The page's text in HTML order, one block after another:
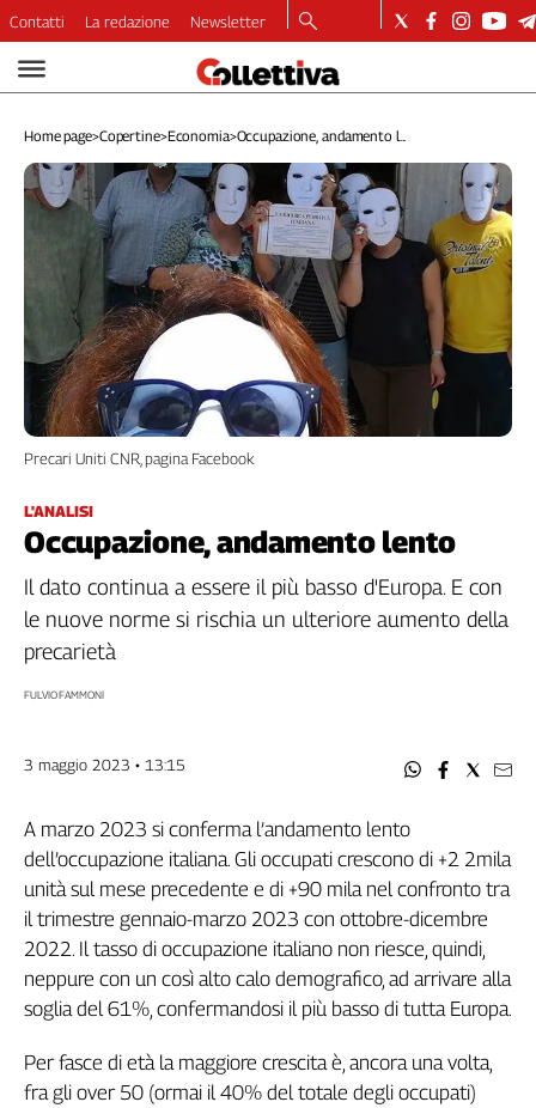
Video
Dirette
Longform
Copertine
Ambiente
Diritti
Welfare
Italia
Internazionale
Culture
Categorie
Filcams
Filctem
Fillea
Filt
Flc
Nidil
Slc
Spi
Inca
Caaf
Speciali
di
Genova,
Contatti La redazione Newsletter
Home page>Copertine>Economia>Occupazione, andamento l...
L'ANALISI
Occupazione, andamento lento
Precari Uniti CNR, pagina Facebook
Il dato continua a essere il più basso d'Europa. E con
le nuove norme si rischia un ulteriore aumento della
precarietà
FULVIO FAMMONI
3 maggio 2023 • 13:15
A marzo 2023 si conferma l’andamento lento
dell’occupazione italiana. Gli occupati crescono di +2 2mila
unità sul mese precedente e di +90 mila nel confronto tra
il trimestre gennaio-marzo 2023 con ottobre-dicembre
2022. Il tasso di occupazione italiano non riesce, quindi,
neppure con un così alto calo demografico, ad arrivare alla
soglia del 61%, confermandosi il più basso di tutta Europa.
Per fasce di età la maggiore crescita è, ancora una volta,
fra gli over 50 (ormai il 40% del totale degli occupati)